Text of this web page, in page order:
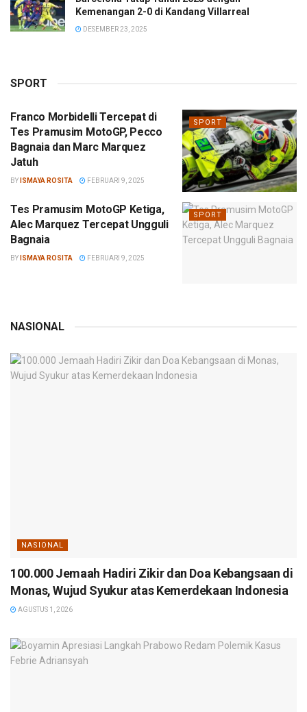
Kemenangan 2-0 di Kandang Villarreal
DESEMBER 23, 2025
SPORT
SPORT
Franco Morbidelli Tercepat di
Tes Pramusim MotoGP, Pecco
Bagnaia dan Marc Marquez
Jatuh
BY ISMAYA ROSITA FEBRUARI 9, 2025
SPORT
Tes Pramusim MotoGP Ketiga,
Alec Marquez Tercepat Ungguli
Bagnaia
BY ISMAYA ROSITA FEBRUARI 9, 2025
NASIONAL
NASIONAL
100.000 Jemaah Hadiri Zikir dan Doa Kebangsaan di
Monas, Wujud Syukur atas Kemerdekaan Indonesia
AGUSTUS 1, 2026